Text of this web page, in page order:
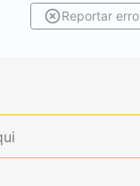
Reportar erro